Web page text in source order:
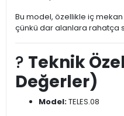
Bu model, özellikle iç
çünkü dar alanlara rahatça
? Teknik
Değerler)
Model:TELES.08